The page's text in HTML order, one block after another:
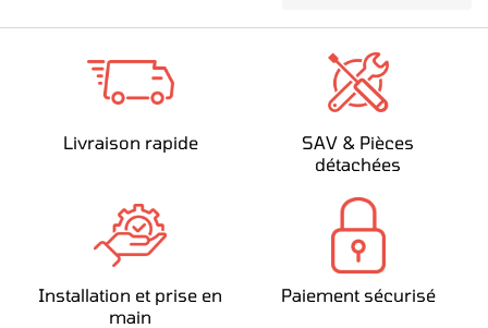
Livraison rapide
SAV & Pièces
détachées
Installation et prise en
main
Paiement sécurisé